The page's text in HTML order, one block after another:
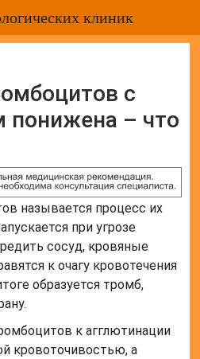
клиник
с
понижена – что
называется процесс их
при угрозе
сосуд, кровяные
к очагу кровотечения
образуется тромб,
к агглютинации
кровоточивостью, а